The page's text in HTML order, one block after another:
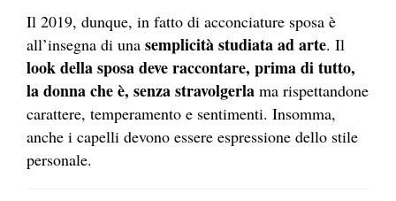
Il 2019, dunque, in fatto di acconciature sposa è
all’insegna di una semplicità studiata ad arte. Il
look della sposa deve raccontare, prima di tutto,
la donna che è, senza stravolgerla ma rispettandone
carattere, temperamento e sentimenti. Insomma,
anche i capelli devono essere espressione dello stile
personale.